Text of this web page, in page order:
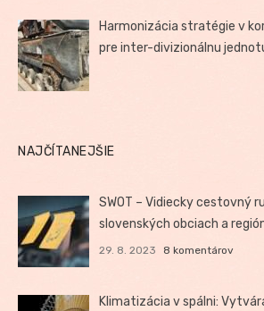
Harmonizácia stratégie v
pre inter-divizionálnu
NAJČÍTANEJŠIE
SWOT – Vidiecky cestovný
slovenských obciach a
29. 8. 2023 8 komentárov
Klimatizácia v spálni: